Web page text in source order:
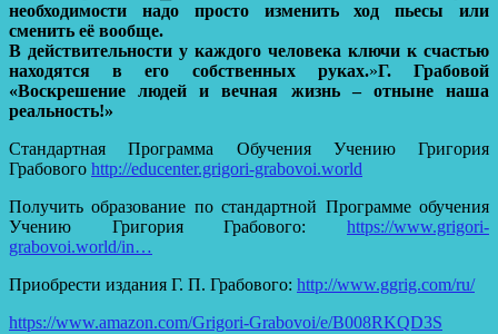
необходимости надо просто изменить ход пьесы или
сменить её вообще.
В действительности у каждого человека ключи к счастью
находятся в его собственных руках.»Г. Грабовой
«Воскрешение людей и вечная жизнь – отныне наша
реальность!»
Стандартная Программа Обучения Учению Григория
Грабового http://educenter.grigori-grabovoi.world
Получить образование по стандартной Программе обучения
Учению Григория Грабового: https://www.grigori-
grabovoi.world/in…
Приобрести издания Г. П. Грабового: http://www.ggrig.com/ru/
https://www.amazon.com/Grigori-Grabovoi/e/B008RKQD3S